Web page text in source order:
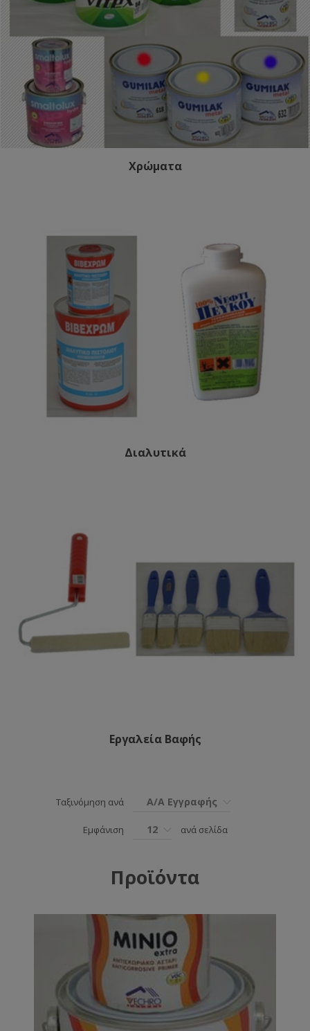
Χρώματα
Διαλυτικά
Εργαλεία Βαφής
Ταξινόμηση ανά Α/Α Εγγραφής
Εμφάνιση 12 ανά σελίδα
Προϊόντα